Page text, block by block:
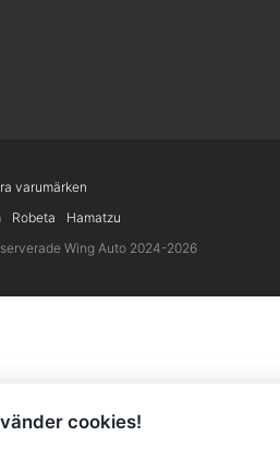
varumärken
Robeta
Hamatzu
Wing Auto 2024-2026
cookies!